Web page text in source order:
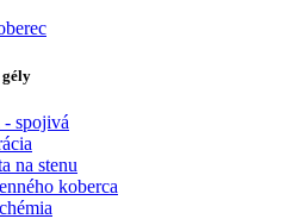
spojivá
na stenu
koberca